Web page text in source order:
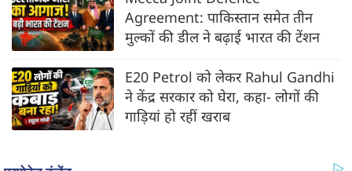
Agreement: पाकिस्तान समेत तीन
मुल्कों की डील ने बढ़ाई भारत की टेंशन
E20 Petrol को लेकर Rahul Gandhi
ने केंद्र सरकार को घेरा, कहा- लोगों की
गाड़ियां हो रहीं खराब